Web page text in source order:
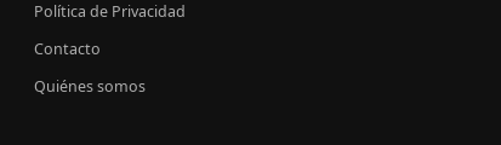
Política de Privacidad
Contacto
Quiénes somos